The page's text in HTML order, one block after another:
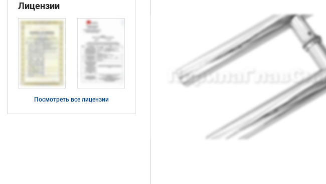
Лицензии
Посмотреть все лицензии